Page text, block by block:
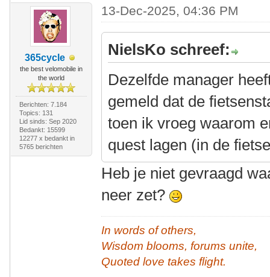
365cycle
the best velomobile in
the world
Berichten: 7.184
Topics: 131
Lid sinds: Sep 2020
Bedankt: 15599
12277 x bedankt in
5765 berichten
13-Dec-2025, 04:36 PM
NielsKo schreef:
Dezelfde manager
gemeld dat de
toen ik vroeg waarom
quest lagen (in de
Heb je niet gevraagd
neer zet?
In words of others,
Wisdom blooms, forums unite,
Quoted love takes flight.